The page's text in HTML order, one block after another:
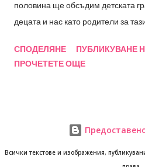
половина ще обсъдим детската
децата и нас като родители за
практика като детски психолог -
поредна година, в която
участниците 10 дни след
специално създадена групата
СПОДЕЛЯНЕ
ПУБЛИКУВАНЕ
ПРОЧЕТЕТЕ ОЩЕ
Всички текстове и изображения,